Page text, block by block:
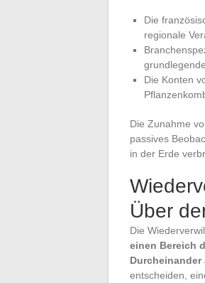
Die
regionale
Die Konten
Die Zunahme
passives
in der Erde
Über
Die
einen Bereich
Durcheinander
entscheiden,